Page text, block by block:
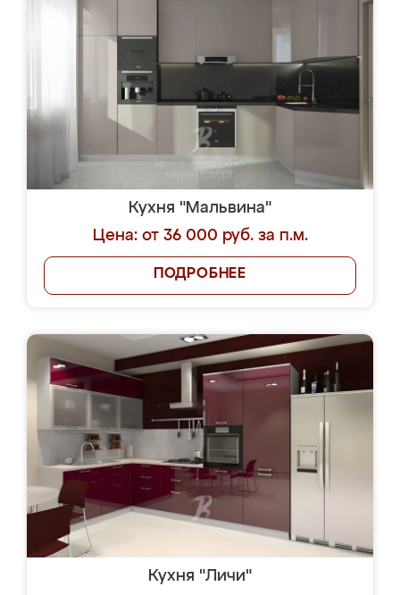
Кухня "Мальвина"
Цена: от 36 000 руб. за п.м.
ПОДРОБНЕЕ
Кухня "Личи"